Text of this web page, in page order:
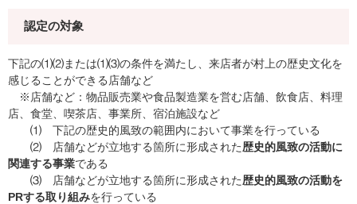
認定の対象
下記の⑴⑵または⑴⑶の条件を満たし、来店者が村上の歴史文化を
感じることができる店舗など
※店舗など：物品販売業や食品製造業を営む店舗、飲食店、料理
店、食堂、喫茶店、事業所、宿泊施設など
⑴ 下記の歴史的風致の範囲内において事業を行っている
⑵ 店舗などが立地する箇所に形成された歴史的風致の活動に
関連する事業である
⑶ 店舗などが立地する箇所に形成された歴史的風致の活動を
PRする取り組みを行っている